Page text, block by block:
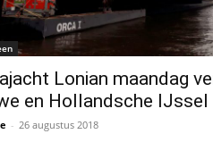
Lonian maandag
en Hollandsche IJssel
- 26 augustus 2018